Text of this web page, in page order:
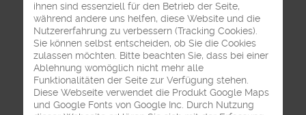
ihnen sind essenziell für den Betrieb der Seite,
während andere uns helfen, diese Website und die
Nutzererfahrung zu verbessern (Tracking Cookies).
Sie können selbst entscheiden, ob Sie die Cookies
zulassen möchten. Bitte beachten Sie, dass bei einer
Ablehnung womöglich nicht mehr alle
Funktionalitäten der Seite zur Verfügung stehen.
Diese Webseite verwendet die Produkt Google Maps
und Google Fonts von Google Inc. Durch Nutzung